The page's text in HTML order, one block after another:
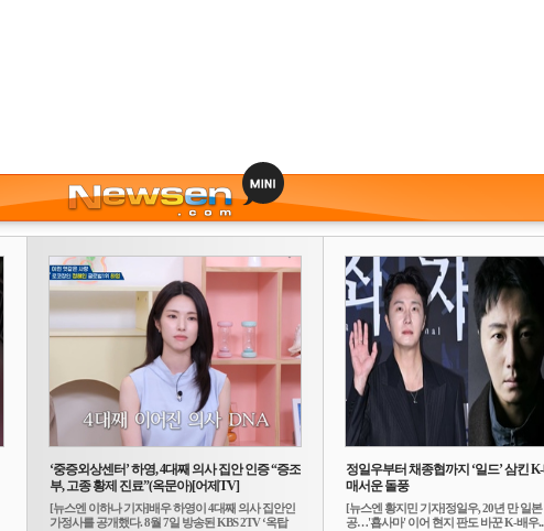
‘중증외상센터’ 하영, 4대째 의사 집안 인증 “증조
부, 고종 황제 진료”(옥문아)[어제TV]
[뉴스엔 이하나 기자]배우 하영이 4대째 의사 집안인
가정사를 공개했다. 8월 7일 방송된 KBS 2TV ‘옥탑
정일우부터 채종협까지 ‘일드’ 삼킨
매서운 돌풍
[뉴스엔 황지민 기자]정일우, 20년 만 일본
공…'횹사마' 이어 현지 판도 바꾼 K-배우...